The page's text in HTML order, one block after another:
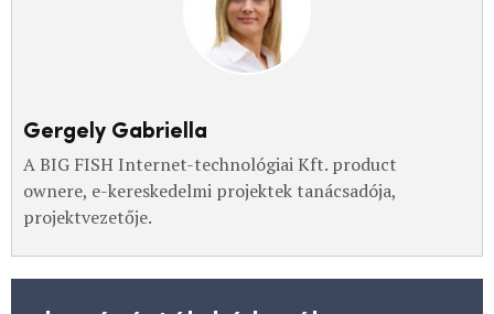
Gergely Gabriella
A BIG FISH Internet-technológiai Kft. product
ownere, e-kereskedelmi projektek tanácsadója,
projektvezetője.